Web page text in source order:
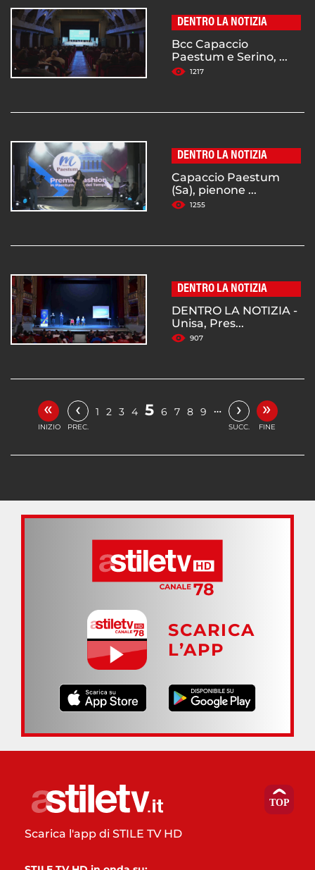
DENTRO LA NOTIZIA
Bcc Capaccio
Paestum e Serino, ...
1217
DENTRO LA NOTIZIA
Capaccio Paestum
(Sa), pienone ...
1255
DENTRO LA NOTIZIA
DENTRO LA NOTIZIA -
Unisa, Pres...
907
«
INIZIO
‹
PREC.
1 2 3 4 5 6 7 8 9 … ›
SUCC.
»
FINE
SCARICA
L’APP
Scarica l'app di STILE TV HD